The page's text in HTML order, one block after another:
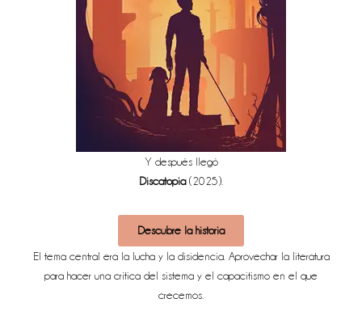
Y después llegó
Discatopia (2025).
Descubre la historia
El tema central era la lucha y la disidencia. Aprovechar la literatura
para hacer una crítica del sistema y el capacitismo en el que
crecemos.